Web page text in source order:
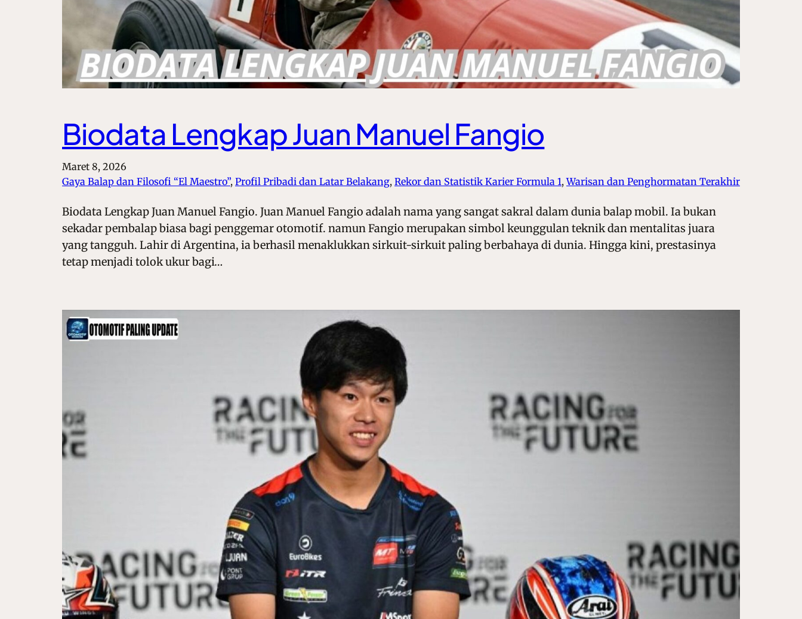
Biodata Lengkap Juan Manuel Fangio
Maret 8, 2026
Gaya Balap dan Filosofi “El Maestro”, Profil Pribadi dan Latar Belakang, Rekor dan Statistik Karier Formula 1, Warisan dan Penghormatan Terakhir
Biodata Lengkap Juan Manuel Fangio. Juan Manuel Fangio adalah nama yang sangat sakral dalam dunia balap mobil. Ia bukan
sekadar pembalap biasa bagi penggemar otomotif. namun Fangio merupakan simbol keunggulan teknik dan mentalitas juara
yang tangguh. Lahir di Argentina, ia berhasil menaklukkan sirkuit-sirkuit paling berbahaya di dunia. Hingga kini, prestasinya
tetap menjadi tolok ukur bagi…